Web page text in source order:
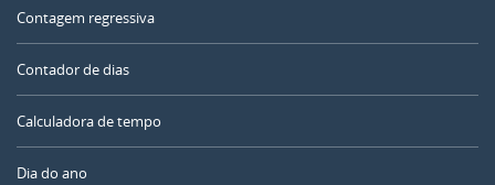
Contagem regressiva
Contador de dias
Calculadora de tempo
Dia do ano